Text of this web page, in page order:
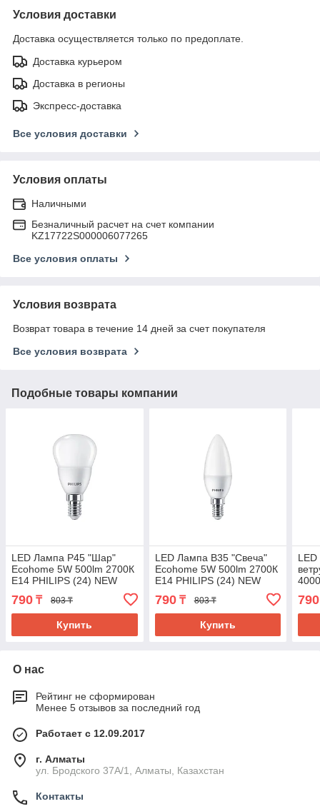
Условия доставки
Доставка осуществляется только по предоплате.
Доставка курьером
Доставка в регионы
Экспресс-доставка
Все условия доставки
Условия оплаты
Наличными
Безналичный расчет на счет компании
KZ17722S000006077265
Все условия оплаты
Условия возврата
Возврат товара в течение 14 дней за счет покупателя
Все условия возврата
Подобные товары компании
LED Лампа P45 "Шар"
Ecohome 5W 500lm 2700К
E14 PHILIPS (24) NEW
790 ₸ 803 ₸
Купить
LED Лампа B35 "Свеча"
Ecohome 5W 500lm 2700К
E14 PHILIPS (24) NEW
790₸ 803 ₸
Купить
790
О нас
Рейтинг не сформирован
Менее 5 отзывов за последний год
Работает с 12.09.2017
г. Алматы
ул. Бродского 37А/1, Алматы, Казахстан
Контакты